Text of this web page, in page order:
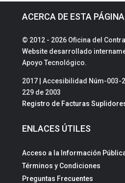
ACERCA DE ESTA PÁGINA
© 2012 - 2026 Oficina del
Website desarrollado
Apoyo Tecnológico.
2017 | Accesibilidad Núm-003-
229 de 2003
Registro de Facturas
ENLACES ÚTILES
Acceso a la Información
Términos y Condiciones
Preguntas Frecuentes